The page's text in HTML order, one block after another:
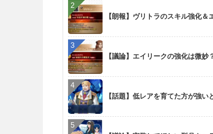
【朗報】ヴリトラのスキル強
【議論】エイリークの強化は微妙
【話題】低レアを育てた方が強い